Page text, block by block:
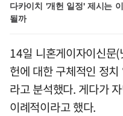
다카이치 '개헌 일정' 제시는
될까
14일 니혼게이자이신문
헌에 대한 구체적인 정
라고 분석했다. 게다가
이례적이라고 했다.